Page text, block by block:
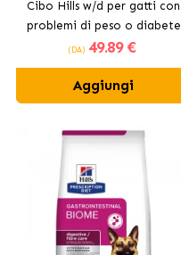
Cibo Hills w/d per gatti con
problemi di peso o diabete
(DA) 49.89 €
Aggiungi